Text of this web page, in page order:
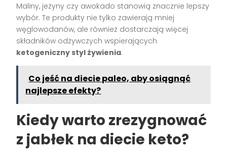
Maliny, jeżyny czy awokado stanowią znacznie lepszy
wybór. Te produkty nie tylko zawierają mniej
węglowodanów, ale również dostarczają więcej
składników odżywczych wspierających
ketogeniczny styl żywienia.
Co jeść na diecie paleo, aby osiągnąć
najlepsze efekty?
Kiedy warto zrezygnować
z jabłek na diecie keto?